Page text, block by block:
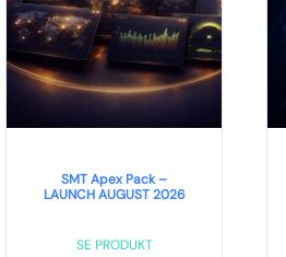
SMT Apex Pack –
LAUNCH AUGUST 2026
SE PRODUKT